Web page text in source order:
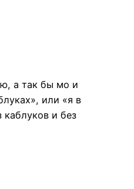
а так бы мо и
или «я в
каблуков и без